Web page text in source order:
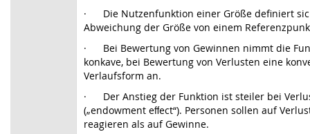
· Die Nutzenfunktion einer Größe definiert
Abweichung der Größe von einem
· Bei Bewertung von Gewinnen nimmt die
konkave, bei Bewertung von Verlusten eine
Verlaufsform an.
· Der Anstieg der Funktion ist steiler bei
(„endowment eﬀect“). Personen sollen auf
reagieren als auf Gewinne.